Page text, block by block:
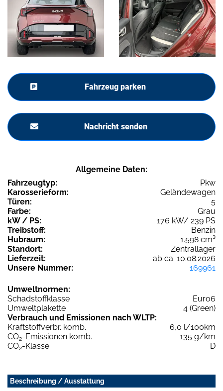
Fahrzeug parken
Nachricht senden
Allgemeine Daten:
Fahrzeugtyp:
Pkw
Karosserieform:
Geländewagen
Türen:
5
Farbe:
Grau
kW / PS:
176 kW/ 239 PS
Treibstoff:
Benzin
Hubraum:
1.598 cm³
Standort:
Zentrallager
Lieferzeit:
ab ca. 10.08.2026
Unsere Nummer:
169961
Umweltnormen:
Schadstoffklasse
Euro6
Umweltplakette
4 (Green)
Verbrauch und Emissionen nach WLTP:
Kraftstoffverbr. komb.
6,0 l/100km
CO2-Emissionen komb.
135 g/km
CO2-Klasse D
Beschreibung / Ausstattung